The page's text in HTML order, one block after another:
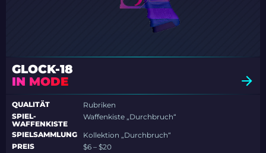
GLOCK-18
IN MODE
QUALITÄT
Rubriken
SPIEL-
WAFFENKISTE
Waffenkiste „Durchbruch“
SPIELSAMMLUNG
Kollektion „Durchbruch“
PREIS
$6 – $20